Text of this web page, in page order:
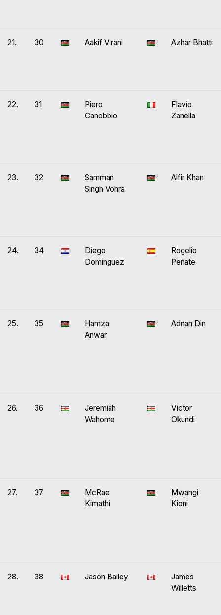
21. 30 Aakif Virani Azhar Bhatti
22. 31
Piero
Canobbio
Flavio
Zanella
23. 32
Samman
Singh Vohra
Alfir Khan
24. 34
Diego
Dominguez
Rogelio
Peñate
25. 35
Hamza
Anwar
Adnan Din
26. 36
Jeremiah
Wahome
Victor
Okundi
27. 37
McRae
Kimathi
Mwangi
Kioni
28. 38 Jason Bailey
James
Willetts